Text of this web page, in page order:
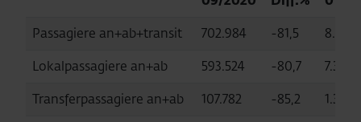
Passagiere an+ab+transit
702.984 -81,5
Lokalpassagiere an+ab
593.524 -80,7
Transferpassagiere an+ab
107.782 -85,2